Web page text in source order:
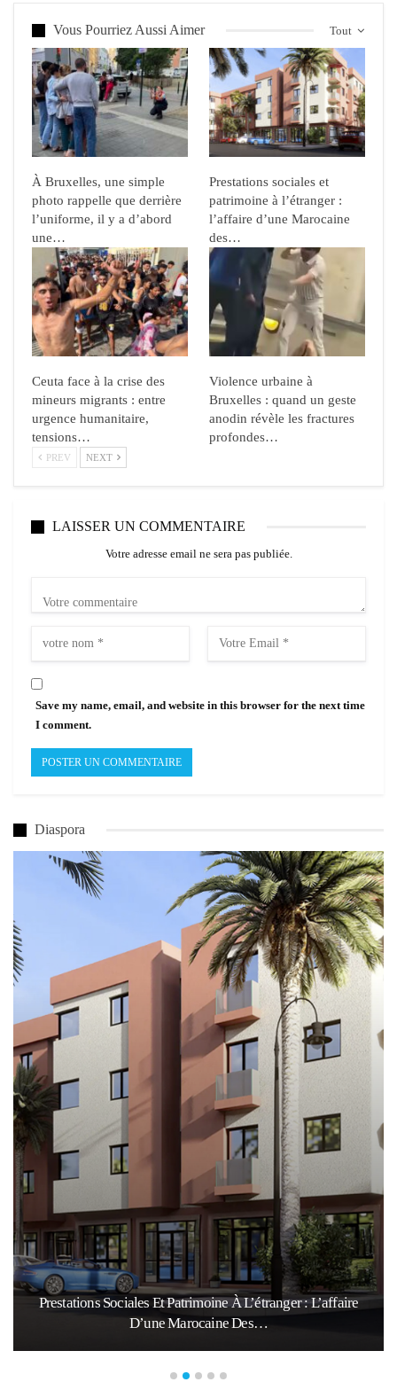
Tout
Vous Pourriez Aussi Aimer
À Bruxelles, une simple
photo rappelle que derrière
l’uniforme, il y a d’abord
une…
Prestations sociales et
patrimoine à l’étranger :
l’affaire d’une Marocaine
des…
Ceuta face à la crise des
mineurs migrants : entre
urgence humanitaire,
tensions…
Violence urbaine à
Bruxelles : quand un geste
anodin révèle les fractures
profondes…
PREV NEXT
LAISSER UN COMMENTAIRE
Votre adresse email ne sera pas publiée.
Save my name, email, and website in this browser for the next time
I comment.
Diaspora
Prestations Sociales Et Patrimoine À L’étranger : L’affaire
D’une Marocaine Des…